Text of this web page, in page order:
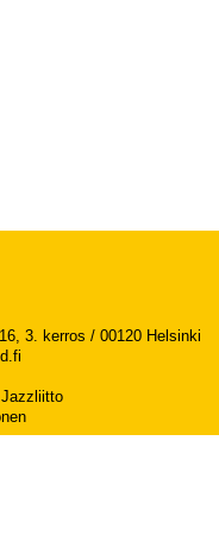
3. kerros / 00120 Helsinki